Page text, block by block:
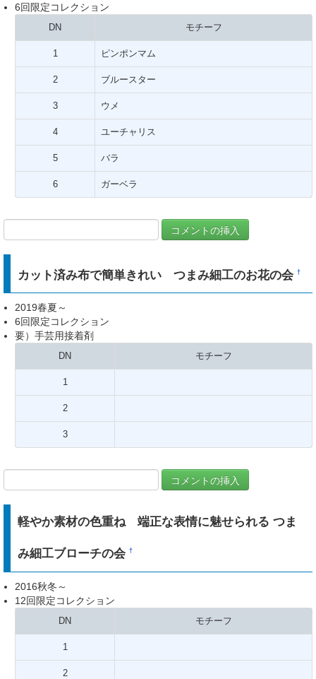
6回限定コレクション
DN モチーフ
1 ピンポンマム
2 ブルースター
3 ウメ
4 ユーチャリス
5 バラ
6 ガーベラ
カット済み布で簡単きれい つまみ細工のお花の会†
2019春夏～
6回限定コレクション
要）手芸用接着剤
DN モチーフ
1
2
3
軽やか素材の色重ね 端正な表情に魅せられる つま
み細工ブローチの会†
2016秋冬～
12回限定コレクション
DN モチーフ
1
2